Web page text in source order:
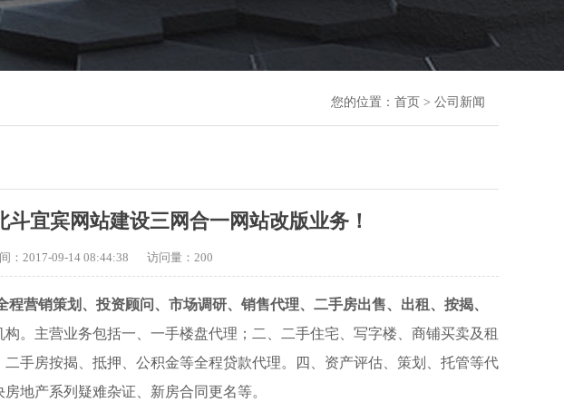
您的位置： 首页 > 公司新闻
宜宾网站建设三网合一网站改版业务！
：2017-09-14 08:44:38 访问量： 200
程营销策划、投资顾问、市场调研、销售代理、二手房出售、出租、按揭、
。主营业务包括一、一手楼盘代理；二、二手住宅、写字楼、商铺买卖及租
手房按揭、抵押、公积金等全程贷款代理。四、资产评估、策划、托管等代
地产系列疑难杂证、新房合同更名等。